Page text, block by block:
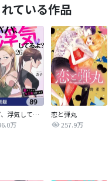
ている作品
パパ、浮気してるよ？娘と二人でクズ夫を捨てます【分冊版】
万
恋と弾丸
257.9万